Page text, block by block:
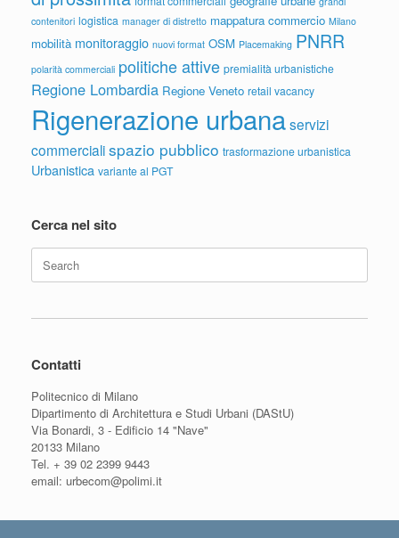
contenitori logistica manager di distretto mappatura commercio Milano
mobilità monitoraggio nuovi format OSM Placemaking PNRR
polarità commerciali politiche attive premialità urbanistiche
Regione Lombardia Regione Veneto retail vacancy
Rigenerazione urbanaservizi
commercialispazio pubblico trasformazione urbanistica
Urbanistica variante al PGT
Cerca nel sito
Search
for:
Contatti
Politecnico di Milano
Dipartimento di Architettura e Studi Urbani (DAStU)
Via Bonardi, 3 - Edificio 14 "Nave"
20133 Milano
Tel. + 39 02 2399 9443
email: urbecom@polimi.it